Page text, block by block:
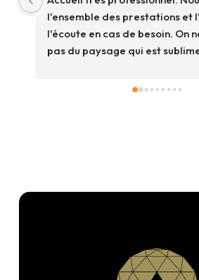
l'ensemble des prestations et
l'écoute en cas de besoin. On
pas du paysage qui est